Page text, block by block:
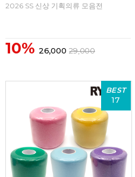
2026 SS 신상 기획의류 모음전
10% 26,000 29,000
BEST
17